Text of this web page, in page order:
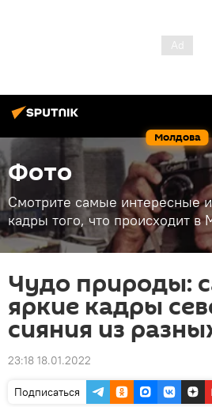
Молдова
Фото
Смотрите самые интересные
кадры того, что происходит
Чудо природы:
яркие кадры
сияния из
23:18 18.01.2022
Подписаться